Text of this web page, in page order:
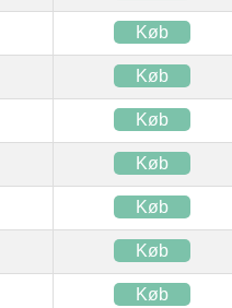
Køb
Køb
Køb
Køb
Køb
Køb
Køb